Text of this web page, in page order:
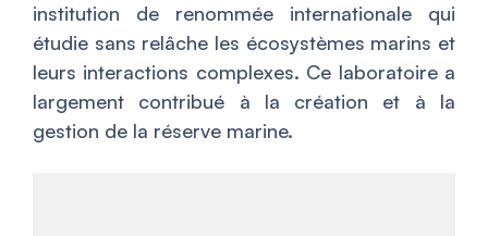
institution de renommée internationale qui
étudie sans relâche les écosystèmes marins et
leurs interactions complexes. Ce laboratoire a
largement contribué à la création et à la
gestion de la réserve marine.